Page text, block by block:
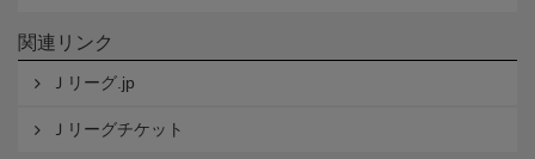
関連リンク
Ｊリーグ.jp
Ｊリーグチケット